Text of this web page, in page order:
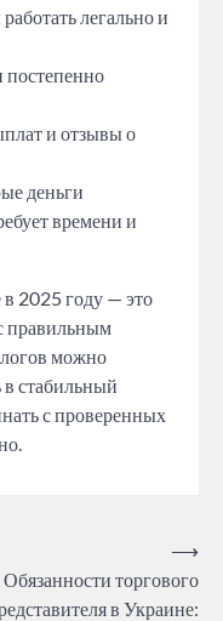
легально и
и отзывы о
деньги
времени и
в 2025 году — это
правильным
можно
в стабильный
с проверенных
Обязанности торгового
в Украине:
⟶